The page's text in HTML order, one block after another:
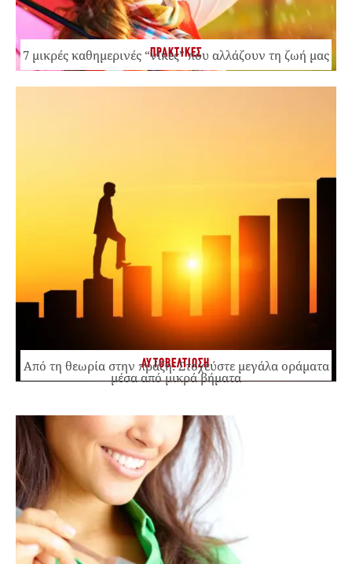
ΠΡΑΚΤΙΚΕΣ
7 μικρές καθημερινές “νίκες” που αλλάζουν τη ζωή μας
ΑΥΤΟΒΕΛΤΙΩΣΗ
Από τη θεωρία στην πράξη: Στοχεύστε μεγάλα οράματα
μέσα από μικρά βήματα